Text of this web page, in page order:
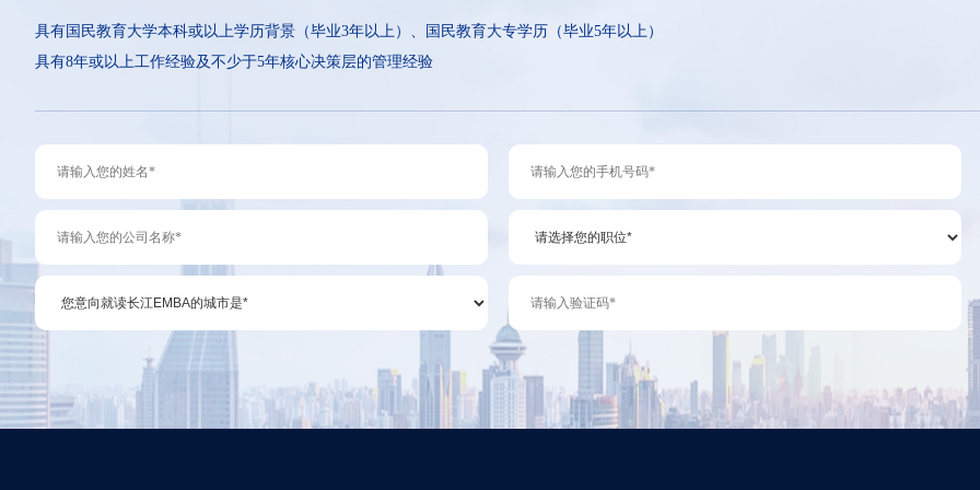
具有国民教育大学本科或以上学历背景（毕业3年以上）、国民教育大专学历（毕业5年以上）
具有8年或以上工作经验及不少于5年核心决策层的管理经验